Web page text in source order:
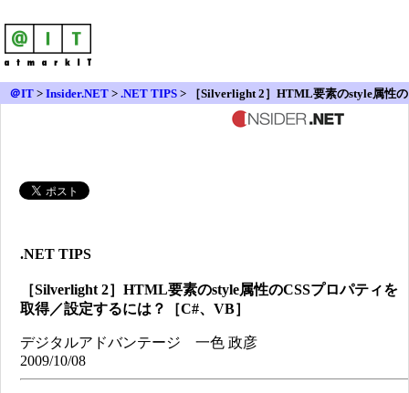
＠IT > Insider.NET > .NET TIPS > ［Silverlight 2］HTML要素のstyle属性の
CSSプロパティを取得／設定するには？［C#、VB］
.NET TIPS
［Silverlight 2］HTML要素のstyle属性のCSSプロパティを
取得／設定するには？［C#、VB］
デジタルアドバンテージ 一色 政彦
2009/10/08